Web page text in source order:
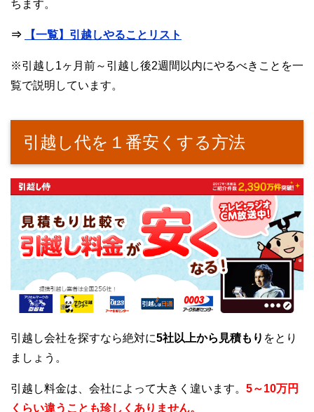
ちます。
⇒ 【一覧】引越しやることリスト
※引越し1ヶ月前～引越し後2週間以内にやるべきことを一
覧で説明しています。
引越し代を１番安くする方法
引越し会社を探すなら絶対に5社以上から見積もり をとり
ましょう。
引越し料金は、会社によって大きく違います。 5～10万円
くらい違うことも珍しくありません。